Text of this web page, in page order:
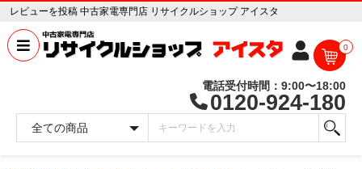
レビューを投稿 中古家電専門店 リサイクルショップ アイスタ
0
電話受付時間：9:00〜18:00
0120-924-180